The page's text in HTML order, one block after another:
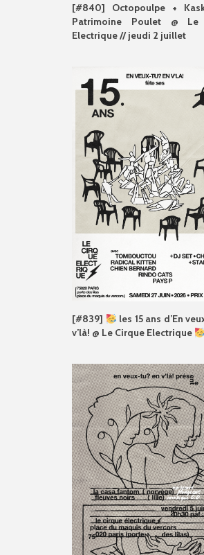
[#840] Octopoulpe +
Patrimoine Poulet @ Le
Electrique // jeudi 2 juillet
[#839]
les 15 ans d’En
v’là! @ Le Cirque Electrique